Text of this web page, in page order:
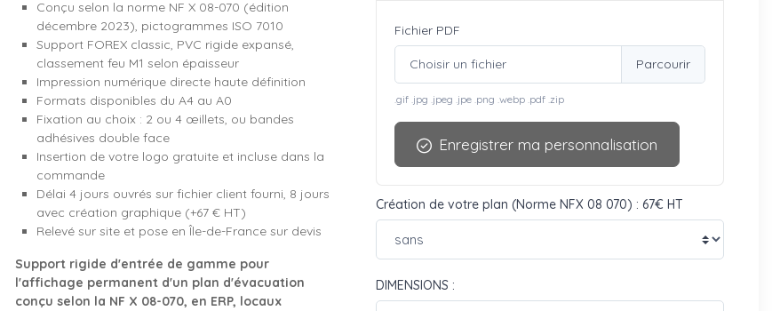
Conçu selon la norme NF X 08-070 (édition
décembre 2023), pictogrammes ISO 7010
Support FOREX classic, PVC rigide expansé,
classement feu M1 selon épaisseur
Impression numérique directe haute définition
Formats disponibles du A4 au A0
Fixation au choix : 2 ou 4 œillets, ou bandes
adhésives double face
Insertion de votre logo gratuite et incluse dans la
commande
Délai 4 jours ouvrés sur fichier client fourni, 8 jours
avec création graphique (+67 € HT)
Relevé sur site et pose en Île-de-France sur devis
Support rigide d'entrée de gamme pour
l'affichage permanent d'un plan d'évacuation
conçu selon la NF X 08-070, en ERP, locaux
Fichier PDF
Choisir un fichier
.gif .jpg .jpeg .jpe .png .webp .pdf .zip
Enregistrer ma personnalisation
Création de votre plan (Norme NFX 08 070) : 67€ HT
DIMENSIONS :